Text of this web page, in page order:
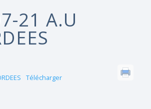
21 A.U
Télécharger